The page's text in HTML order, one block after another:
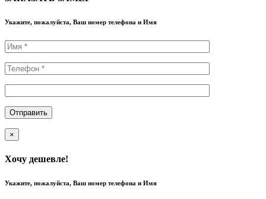
Укажите, пожалуйста, Ваш номер телефона и Имя
×
Хочу дешевле!
Укажите, пожалуйста, Ваш номер телефона и Имя